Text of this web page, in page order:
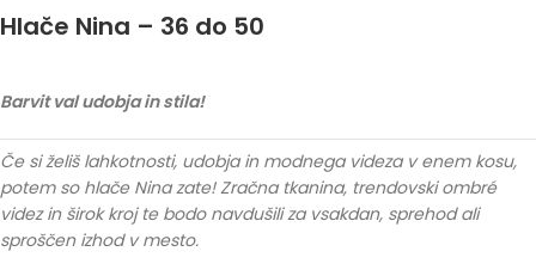
Hlače Nina – 36 do 50
Barvit val udobja in stila!
Če si želiš lahkotnosti, udobja in modnega videza v enem kosu,
potem so hlače Nina zate! Zračna tkanina, trendovski ombré
videz in širok kroj te bodo navdušili za vsakdan, sprehod ali
sproščen izhod v mesto.